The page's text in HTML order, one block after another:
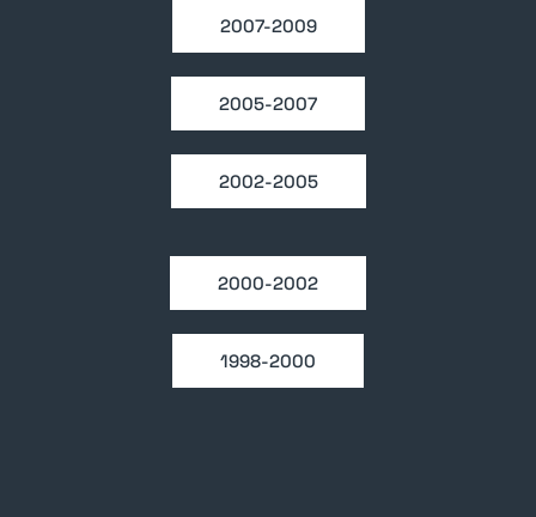
2007-2009
2005-2007
2002-2005
2000-2002
1998-2000